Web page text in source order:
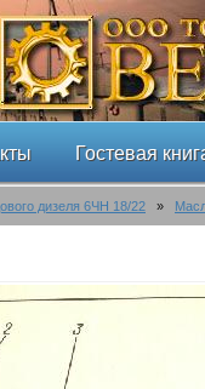
Гостевая
дизеля 6ЧН 18/22 »